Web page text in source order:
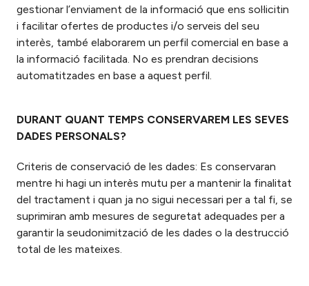
gestionar l’enviament de la informació que ens sol·licitin
i facilitar ofertes de productes i/o serveis del seu
interès, també elaborarem un perfil comercial en base a
la informació facilitada. No es prendran decisions
automatitzades en base a aquest perfil.
DURANT QUANT TEMPS CONSERVAREM LES SEVES
DADES PERSONALS?
Criteris de conservació de les dades: Es conservaran
mentre hi hagi un interès mutu per a mantenir la finalitat
del tractament i quan ja no sigui necessari per a tal fi, se
suprimiran amb mesures de seguretat adequades per a
garantir la seudonimització de les dades o la destrucció
total de les mateixes.